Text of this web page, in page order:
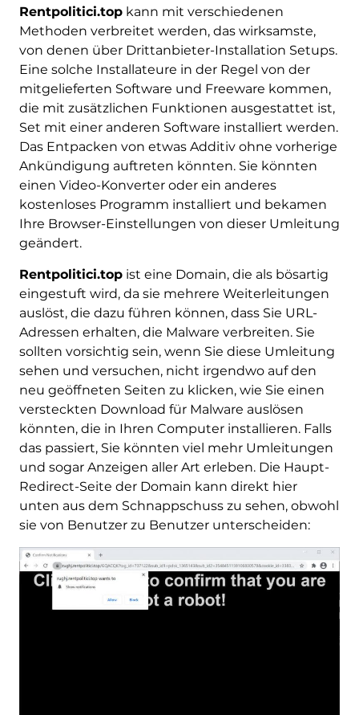
Rentpolitici.topkann mit verschiedenen
Methoden verbreitet werden, das wirksamste,
von denen über Drittanbieter-Installation Setups.
Eine solche Installateure in der Regel von der
mitgelieferten Software und Freeware kommen,
die mit zusätzlichen Funktionen ausgestattet ist,
Set mit einer anderen Software installiert werden.
Das Entpacken von etwas Additiv ohne vorherige
Ankündigung auftreten könnten. Sie könnten
einen Video-Konverter oder ein anderes
kostenloses Programm installiert und bekamen
Ihre Browser-Einstellungen von dieser Umleitung
geändert.
Rentpolitici.topist eine Domain, die als bösartig
eingestuft wird, da sie mehrere Weiterleitungen
auslöst, die dazu führen können, dass Sie URL-
Adressen erhalten, die Malware verbreiten. Sie
sollten vorsichtig sein, wenn Sie diese Umleitung
sehen und versuchen, nicht irgendwo auf den
neu geöffneten Seiten zu klicken, wie Sie einen
versteckten Download für Malware auslösen
könnten, die in Ihren Computer installieren. Falls
das passiert, Sie könnten viel mehr Umleitungen
und sogar Anzeigen aller Art erleben. Die Haupt-
Redirect-Seite der Domain kann direkt hier
unten aus dem Schnappschuss zu sehen, obwohl
sie von Benutzer zu Benutzer unterscheiden: